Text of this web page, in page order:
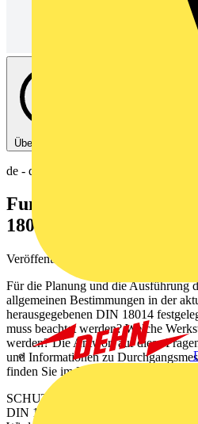
Über diese PDF
de - das Elektrohandwerk
Fundamenterder
18014:2014.03
Veröffentlicht: 1. Dezember 2014
Für die Planung und die Ausführung
allgemeinen Bestimmungen in der
herausgegebenen DIN 18014
muss beachtet werden? Welche
werden? Die Antwort auf diese
und Informationen zu
finden Sie im Fachartikel.
SCHUTZMASSNAHMEN 3 86
DIN 18014:2014-03 Reyno